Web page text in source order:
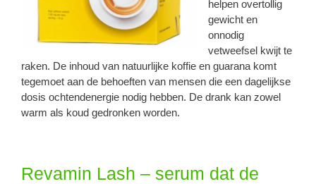
helpen overtollig
gewicht en
onnodig
vetweefsel kwijt te
raken. De inhoud van natuurlijke koffie en guarana komt
tegemoet aan de behoeften van mensen die een dagelijkse
dosis ochtendenergie nodig hebben. De drank kan zowel
warm als koud gedronken worden.
Revamin Lash – serum dat de